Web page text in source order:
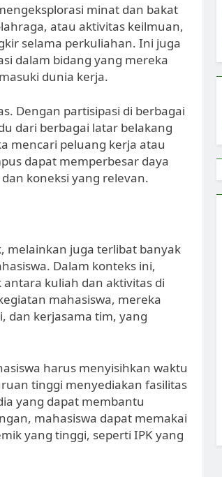
minat dan bakat
atau aktivitas keilmuan,
selama perkuliahan. Ini juga
dalam bidang yang mereka
dunia kerja.
Dengan partisipasi di berbagai
dari berbagai latar belakang
mencari peluang kerja atau
dapat memperbesar daya
koneksi yang relevan.
melainkan juga terlibat banyak
Dalam konteks ini,
kuliah dan aktivitas di
mahasiswa, mereka
dan kerjasama tim, yang
harus menyisihkan waktu
tinggi menyediakan fasilitas
yang dapat membantu
mahasiswa dapat memakai
yang tinggi, seperti IPK yang